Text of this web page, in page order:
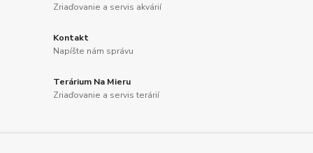
Zriaďovanie a servis akvárií
Kontakt
Napíšte nám správu
Terárium Na Mieru
Zriaďovanie a servis terárií